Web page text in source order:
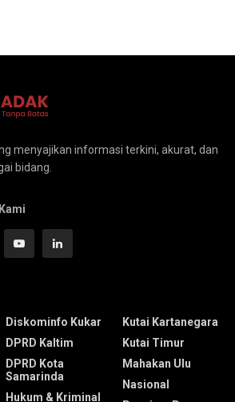
menyajikan informasi terkini, akurat, dan
bidang.
Diskominfo Kukar
DPRD Kaltim
DPRD Kota
Samarinda
Hukum & Kriminal
Kutai Kartanegara
Kutai Timur
Mahakan Ulu
Nasional